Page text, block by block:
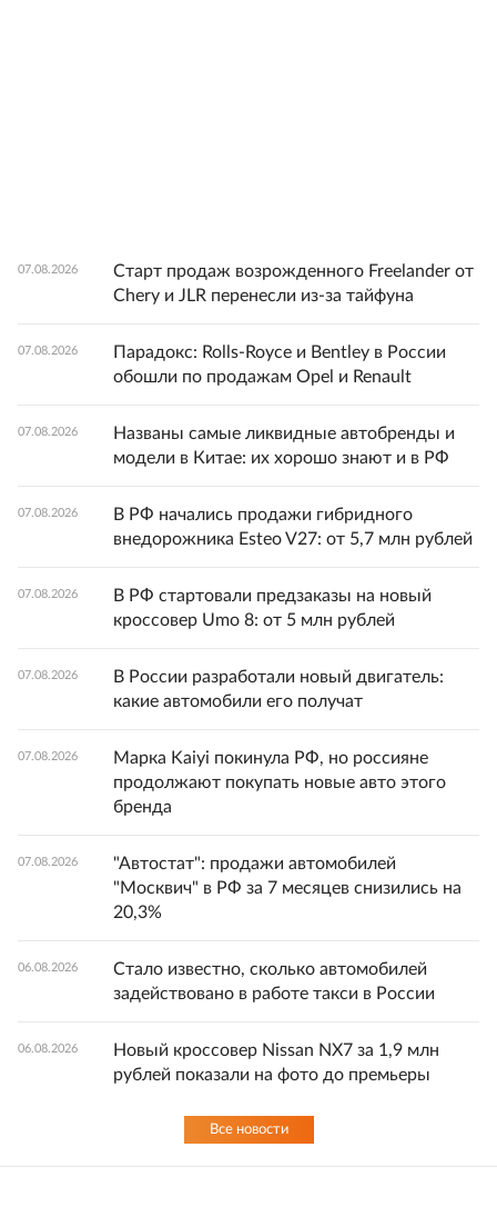
07.08.2026
Старт продаж возрожденного Freelander от
Chery и JLR перенесли из-за тайфуна
07.08.2026
Парадокс: Rolls-Royce и Bentley в России
обошли по продажам Opel и Renault
07.08.2026
Названы самые ликвидные автобренды и
модели в Китае: их хорошо знают и в РФ
07.08.2026
В РФ начались продажи гибридного
внедорожника Esteo V27: от 5,7 млн рублей
07.08.2026
В РФ стартовали предзаказы на новый
кроссовер Umo 8: от 5 млн рублей
07.08.2026
В России разработали новый двигатель:
какие автомобили его получат
07.08.2026
Марка Kaiyi покинула РФ, но россияне
продолжают покупать новые авто этого
бренда
07.08.2026
"Автостат": продажи автомобилей
"Москвич" в РФ за 7 месяцев снизились на
20,3%
06.08.2026
Стало известно, сколько автомобилей
задействовано в работе такси в России
06.08.2026
Новый кроссовер Nissan NX7 за 1,9 млн
рублей показали на фото до премьеры
Все новости